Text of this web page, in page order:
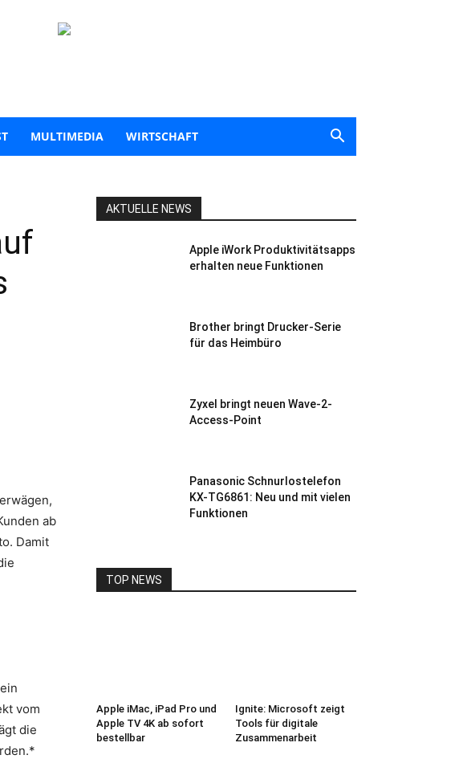
MULTIMEDIA WIRTSCHAFT
ab
Damit
vom
die
AKTUELLE NEWS
Apple iWork Produktivitätsapps
erhalten neue Funktionen
Brother bringt Drucker-Serie
für das Heimbüro
Zyxel bringt neuen Wave-2-
Access-Point
Panasonic Schnurlostelefon
KX-TG6861: Neu und mit vielen
Funktionen
TOP NEWS
Apple iMac, iPad Pro und
Apple TV 4K ab sofort
bestellbar
Ignite: Microsoft zeigt
Tools für digitale
Zusammenarbeit